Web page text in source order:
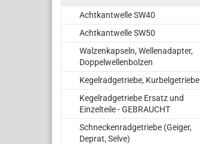
Achtkantwelle SW40
Achtkantwelle SW50
Walzenkapseln, Wellenadapter,
Doppelwellenbolzen
Kegelradgetriebe, Kurbelgetriebe
Kegelradgetriebe Ersatz und
Einzelteile - GEBRAUCHT
Schneckenradgetriebe (Geiger,
Deprat, Selve)